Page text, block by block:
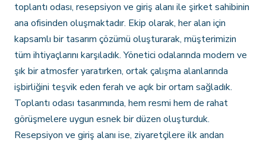
toplantı odası, resepsiyon ve giriş alanı ile şirket sahibinin
ana ofisinden oluşmaktadır. Ekip olarak, her alan için
kapsamlı bir tasarım çözümü oluşturarak, müşterimizin
tüm ihtiyaçlarını karşıladık. Yönetici odalarında modern ve
şık bir atmosfer yaratırken, ortak çalışma alanlarında
işbirliğini teşvik eden ferah ve açık bir ortam sağladık.
Toplantı odası tasarımında, hem resmi hem de rahat
görüşmelere uygun esnek bir düzen oluşturduk.
Resepsiyon ve giriş alanı ise, ziyaretçilere ilk andan